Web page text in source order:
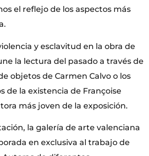
el reflejo de los aspectos más
y esclavitud en la obra de
la lectura del pasado a través de
objetos de Carmen Calvo o los
de la existencia de Françoise
más joven de la exposición.
la galería de arte valenciana
en exclusiva al trabajo de